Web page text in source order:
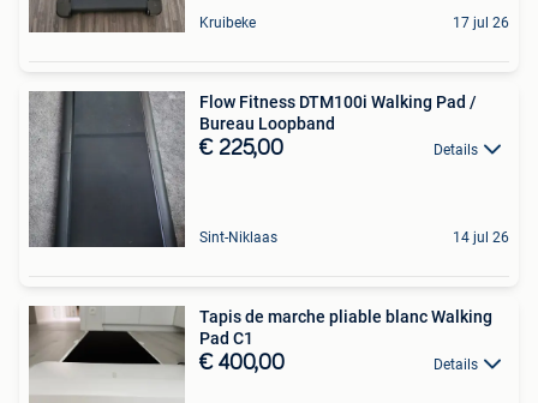
Kruibeke 17 jul 26
Flow Fitness DTM100i Walking Pad /
Bureau Loopband
€ 225,00 Details
Sint-Niklaas 14 jul 26
Tapis de marche pliable blanc Walking
Pad C1
€ 400,00 Details